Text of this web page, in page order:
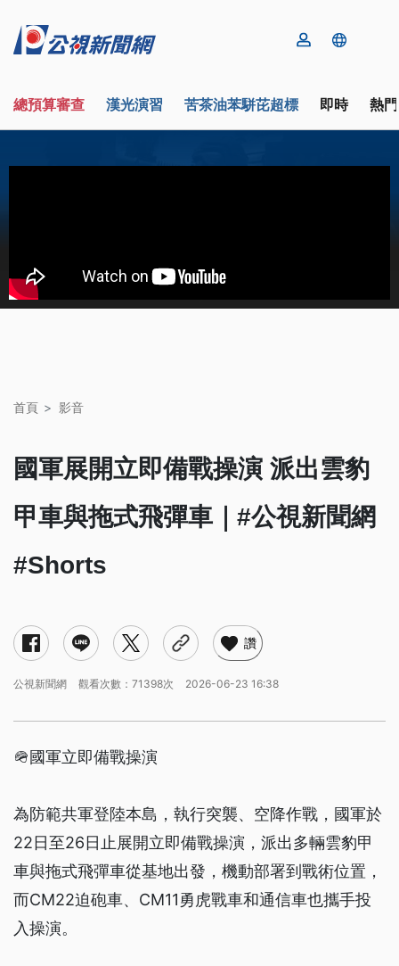
總預算審查 漢光演習 苦茶油苯駢芘超標 即時 熱
首頁 影音
國軍展開立即備戰操演 派出雲豹
甲車與拖式飛彈車｜#公視新聞網
#Shorts
讚
公視新聞網 觀看次數：71398次 2026-06-23 16:38
🪖國軍立即備戰操演
為防範共軍登陸本島，執行突襲、空降作戰，國軍於
22日至26日止展開立即備戰操演，派出多輛雲豹甲
車與拖式飛彈車從基地出發，機動部署到戰術位置，
而CM22迫砲車、CM11勇虎戰車和通信車也攜手投
入操演。